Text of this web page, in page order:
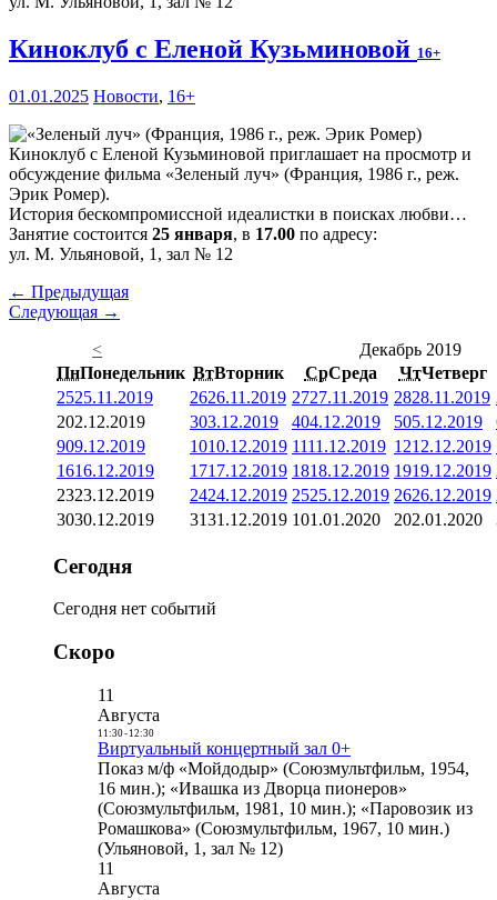
Киноклуб с Еленой Кузьминовой 16+
01.01.2025 Новости, 16+
Киноклуб с Еленой Кузьминовой приглашает на просмотр и
обсуждение фильма «Зеленый луч» (Франция, 1986 г., реж.
Эрик Ромер).
История бескомпромиссной идеалистки в поисках любви…
Занятие состоится 25 января, в 17.00 по адресу:
ул. М. Ульяновой, 1, зал № 12
← Предыдущая
Следующая →
<
Декабрь 2019
ПнПонедельник ВтВторник СрСреда ЧтЧетверг
2525.11.2019 2626.11.2019 2727.11.2019 2828.11.2019
202.12.2019 303.12.2019 404.12.2019 505.12.2019
909.12.2019 1010.12.2019 1111.12.2019 1212.12.2019
1616.12.2019 1717.12.2019 1818.12.2019 1919.12.2019
2323.12.2019 2424.12.2019 2525.12.2019 2626.12.2019
3030.12.2019 3131.12.2019 101.01.2020 202.01.2020
Сегодня
Сегодня нет событий
Скоро
11
Августа
11:30- 12:30
Виртуальный концертный зал 0+
Показ м/ф «Мойдодыр» (Союзмультфильм, 1954,
16 мин.); «Ивашка из Дворца пионеров»
(Союзмультфильм, 1981, 10 мин.); «Паровозик из
Ромашкова» (Союзмультфильм, 1967, 10 мин.)
(Ульяновой, 1, зал № 12)
11
Августа